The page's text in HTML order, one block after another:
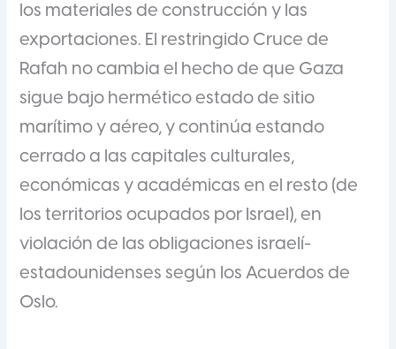
los materiales de construcción y las
exportaciones. El restringido Cruce de
Rafah no cambia el hecho de que Gaza
sigue bajo hermético estado de sitio
marítimo y aéreo, y continúa estando
cerrado a las capitales culturales,
económicas y académicas en el resto (de
los territorios ocupados por Israel), en
violación de las obligaciones israelí-
estadounidenses según los Acuerdos de
Oslo.